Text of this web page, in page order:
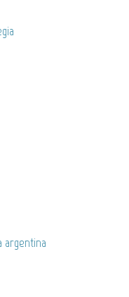
argentina